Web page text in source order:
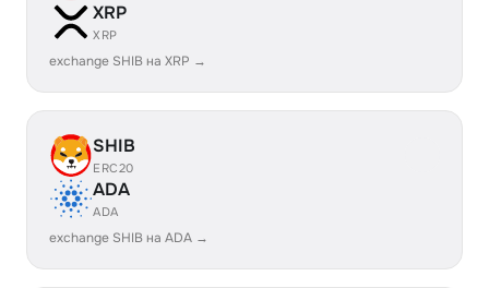
XRP
XRP
exchange SHIB на XRP →
SHIB
ERC20
ADA
ADA
exchange SHIB на ADA →